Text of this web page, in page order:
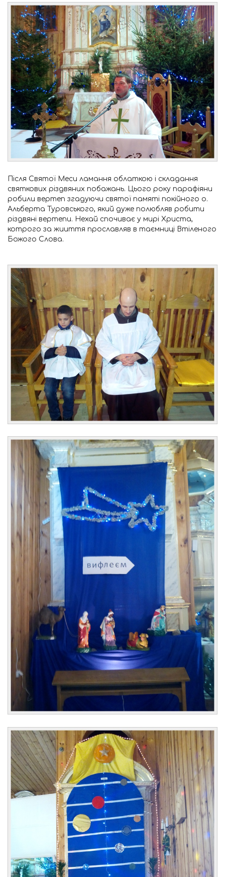
Після Святої Меси ламання облаткою і складання
святкових різдвяних побажань. Цього року парафіяни
робили вертеп згадуючи святої памяті покійного о.
Альберта Туровського, який дуже полюбляв робити
різдвяні вертепи. Нехай спочиває у мирі Христа,
котрого за жииття прославляв в таємниці Втіленого
Божого Слова.